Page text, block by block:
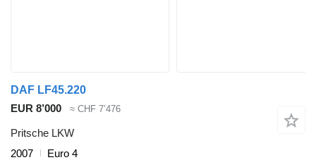
DAF LF45.220
EUR 8’000
≈ CHF 7’476
Pritsche LKW
2007
Euro 4